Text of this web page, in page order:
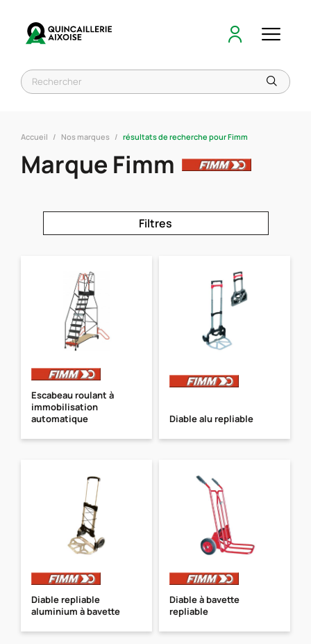
Accueil Nos marques résultats de recherche pour Fimm
Marque Fimm
Filtres
Escabeau roulant à
immobilisation
automatique
Diable alu repliable
Diable repliable
aluminium à bavette
Diable à bavette
repliable